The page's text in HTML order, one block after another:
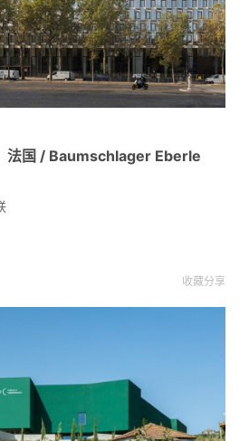
法国 / Baumschlager Eberle
收藏分享